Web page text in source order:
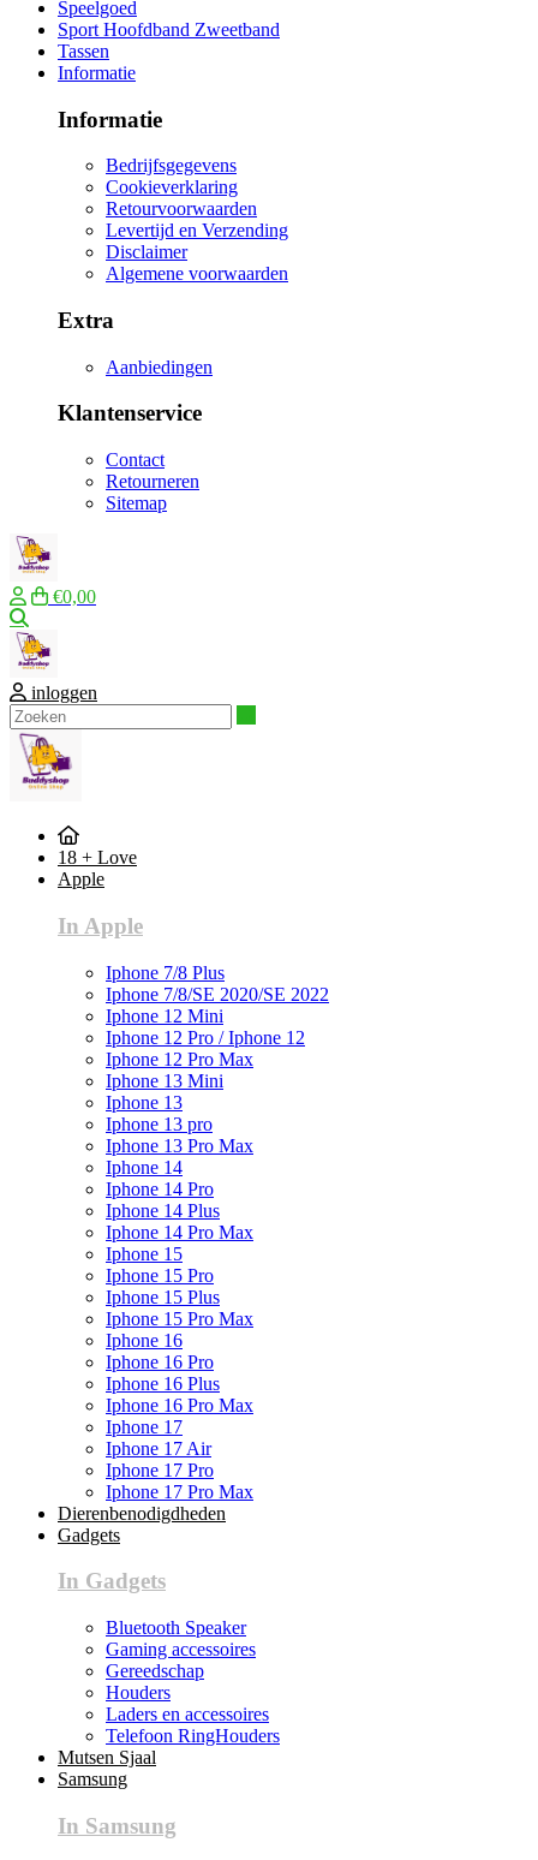
Speelgoed
Sport Hoofdband Zweetband
Tassen
Informatie
Informatie
Bedrijfsgegevens
Cookieverklaring
Retourvoorwaarden
Levertijd en Verzending
Disclaimer
Algemene voorwaarden
Extra
Aanbiedingen
Klantenservice
Contact
Retourneren
Sitemap
€0,00
inloggen
18 + Love
Apple
In Apple
Iphone 7/8 Plus
Iphone 7/8/SE 2020/SE 2022
Iphone 12 Mini
Iphone 12 Pro / Iphone 12
Iphone 12 Pro Max
Iphone 13 Mini
Iphone 13
Iphone 13 pro
Iphone 13 Pro Max
Iphone 14
Iphone 14 Pro
Iphone 14 Plus
Iphone 14 Pro Max
Iphone 15
Iphone 15 Pro
Iphone 15 Plus
Iphone 15 Pro Max
Iphone 16
Iphone 16 Pro
Iphone 16 Plus
Iphone 16 Pro Max
Iphone 17
Iphone 17 Air
Iphone 17 Pro
Iphone 17 Pro Max
Dierenbenodigdheden
Gadgets
In Gadgets
Bluetooth Speaker
Gaming accessoires
Gereedschap
Houders
Laders en accessoires
Telefoon RingHouders
Mutsen Sjaal
Samsung
In Samsung